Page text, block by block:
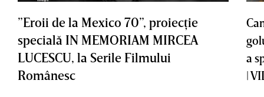
”Eroii de la Mexico 70”, proiecţie
specială IN MEMORIAM MIRCEA
LUCESCU, la Serile Filmului
Românesc
a
|